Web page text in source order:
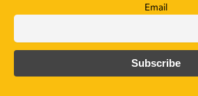
Email